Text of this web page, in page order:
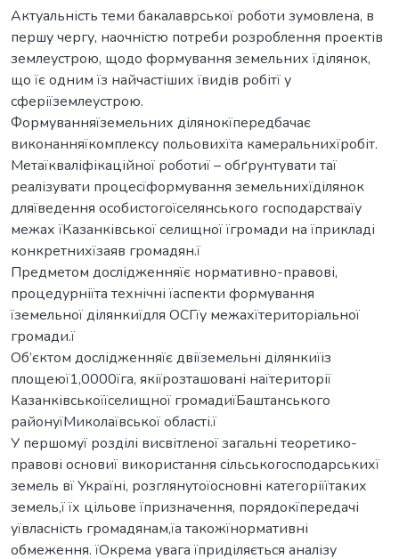
Актуальність теми бакалаврської роботи зумовлена, в
першу чергу, наочністю потреби розроблення проектів
землеустрою, щодо формування земельних їділянок,
що їє одним їз найчастіших ївидів робітї у
сферіїземлеустрою.
Формуванняїземельних ділянокїпередбачає
виконанняїкомплексу польовихїта камеральнихїробіт.
Метаїкваліфікаційної роботиї – обґрунтувати таї
реалізувати процесїформування земельнихїділянок
дляїведення особистогоїселянського господарстваїу
межах їКазанківської селищної їгромади на їприкладі
конкретнихїзаяв громадян.ї
Предметом дослідженняїє нормативно-правові,
процедурніїта технічні їаспекти формування
їземельної ділянкиїдля ОСГїу межахїтериторіальної
громади.ї
Об’єктом дослідженняїє двіїземельні ділянкиїіз
площеюї1,0000їга, якіїрозташовані наїтериторії
Казанківськоїїселищної громадиїБаштанського
районуїМиколаївської області.ї
У першомуї розділі висвітленої загальні теоретико-
правові основиї використання сільськогосподарськихї
земель вї Україні, розглянутоїосновні категоріїїтаких
земель,ї їх цільове їпризначення, порядокїпередачі
уївласність громадянам,їа такожїнормативні
обмеження. їОкрема увага їприділяється аналізу